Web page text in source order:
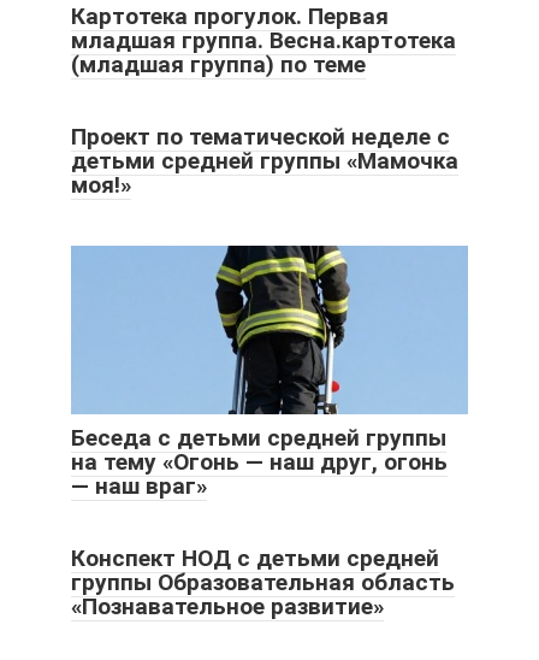
Картотека прогулок. Первая
младшая группа. Весна.картотека
(младшая группа) по теме
Проект по тематической неделе с
детьми средней группы «Мамочка
моя!»
Беседа с детьми средней группы
на тему «Огонь — наш друг, огонь
— наш враг»
Конспект НОД с детьми средней
группы Образовательная область
«Познавательное развитие»